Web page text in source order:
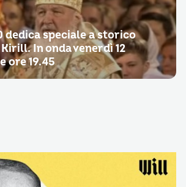
dedica speciale a storico
In onda venerdì 12
ore 19.45